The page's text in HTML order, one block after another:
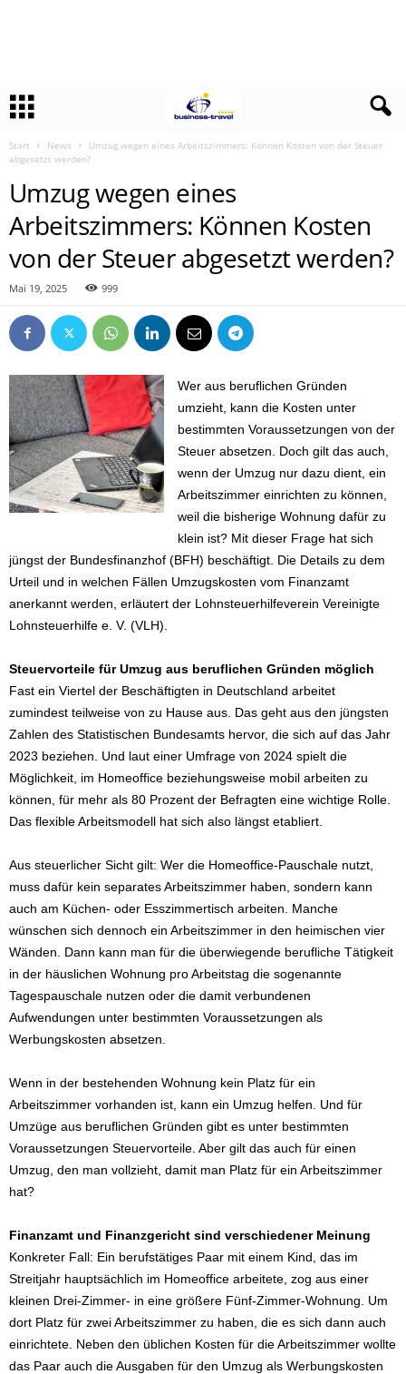
Start News
Umzug wegen eines Arbeitszimmers: Können Kosten von der Steuer
abgesetzt werden?
Umzug wegen eines
Arbeitszimmers: Können Kosten
von der Steuer abgesetzt werden?
Mai 19, 2025 999
Wer aus beruflichen Gründen
umzieht, kann die Kosten unter
bestimmten Voraussetzungen von der
Steuer absetzen. Doch gilt das auch,
wenn der Umzug nur dazu dient, ein
Arbeitszimmer einrichten zu können,
weil die bisherige Wohnung dafür zu
klein ist? Mit dieser Frage hat sich
jüngst der Bundesfinanzhof (BFH) beschäftigt. Die Details zu dem
Urteil und in welchen Fällen Umzugskosten vom Finanzamt
anerkannt werden, erläutert der Lohnsteuerhilfeverein Vereinigte
Lohnsteuerhilfe e. V. (VLH).
Steuervorteile für Umzug aus beruflichen Gründen möglich
Fast ein Viertel der Beschäftigten in Deutschland arbeitet
zumindest teilweise von zu Hause aus. Das geht aus den jüngsten
Zahlen des Statistischen Bundesamts hervor, die sich auf das Jahr
2023 beziehen. Und laut einer Umfrage von 2024 spielt die
Möglichkeit, im Homeoffice beziehungsweise mobil arbeiten zu
können, für mehr als 80 Prozent der Befragten eine wichtige Rolle.
Das flexible Arbeitsmodell hat sich also längst etabliert.
Aus steuerlicher Sicht gilt: Wer die Homeoffice-Pauschale nutzt,
muss dafür kein separates Arbeitszimmer haben, sondern kann
auch am Küchen- oder Esszimmertisch arbeiten. Manche
wünschen sich dennoch ein Arbeitszimmer in den heimischen vier
Wänden. Dann kann man für die überwiegende berufliche Tätigkeit
in der häuslichen Wohnung pro Arbeitstag die sogenannte
Tagespauschale nutzen oder die damit verbundenen
Aufwendungen unter bestimmten Voraussetzungen als
Werbungskosten absetzen.
Wenn in der bestehenden Wohnung kein Platz für ein
Arbeitszimmer vorhanden ist, kann ein Umzug helfen. Und für
Umzüge aus beruflichen Gründen gibt es unter bestimmten
Voraussetzungen Steuervorteile. Aber gilt das auch für einen
Umzug, den man vollzieht, damit man Platz für ein Arbeitszimmer
hat?
Finanzamt und Finanzgericht sind verschiedener Meinung
Konkreter Fall: Ein berufstätiges Paar mit einem Kind, das im
Streitjahr hauptsächlich im Homeoffice arbeitete, zog aus einer
kleinen Drei-Zimmer- in eine größere Fünf-Zimmer-Wohnung. Um
dort Platz für zwei Arbeitszimmer zu haben, die es sich dann auch
einrichtete. Neben den üblichen Kosten für die Arbeitszimmer wollte
das Paar auch die Ausgaben für den Umzug als Werbungskosten